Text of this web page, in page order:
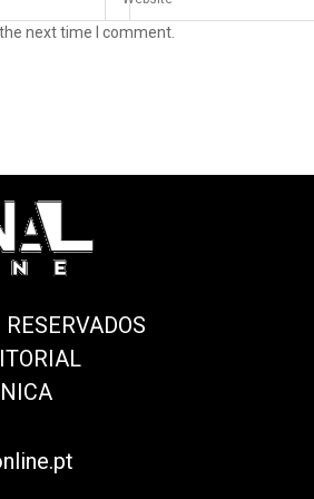
next time I comment.